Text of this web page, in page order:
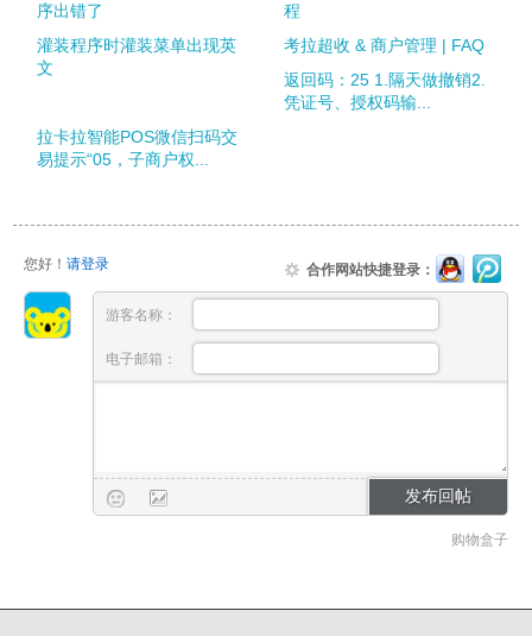
序出错了
程
灌装程序时灌装菜单出现英
文
考拉超收 & 商户管理 | FAQ
返回码：25 1.隔天做撤销2.
凭证号、授权码输...
拉卡拉智能POS微信扫码交
易提示“05，子商户权...
您好！ 请登录 合作网站快捷登录：
游客名称：
电子邮箱：
购物盒子